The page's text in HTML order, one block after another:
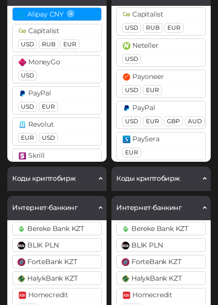
BEP20 BEP2
Bitcoin (BTC)
BTC BEP20
ARB
AVAXC
Bitcoin Cash (BCH)
Bitcoin SV (BSV)
BitTorrent (BTT)
Cardano (ADA)
Chainlink (LINK)
BEP20 ERC20
Compound (COMP)
Cosmos (ATOM)
DAI
ERC20
DASH
Decentraland (MANA)
Dogecoin (DOGE)
DOGE
Polkadot (DOT)
Alipay CNY ×
Capitalist
USD RUB EUR
MoneyGo
USD
PayPal
USD EUR
Revolut
EUR USD
Skrill
USD EUR
WeChat CNY
Коды криптобирж
Интернет-банкинг
Bereke Bank KZT
BLIK PLN
ForteBank KZT
HalykBank KZT
Homecredit
Cosmos (ATOM)
DASH
Dogecoin (DOGE)
DOGE
Polkadot (DOT)
DOT
Ethereum (ETH)
BEP20 ERC20
OP
ARB
BASE
Ethereum Classic (ETC)
Gram (Toncoin)
Jupiter (JUP)
Litecoin (LTC)
Monero (XMR)
NEAR Protocol
Notcoin (NOT)
Ontology (ONT)
Optimism (OP)
Pax Dollar (USDP)
Capitalist
USD RUB EUR
Neteller
USD
Payoneer
USD EUR
PayPal
USD EUR GBP AUD
PaySera
EUR
Skrill
USD EUR
Volet (AdvCash)
USD EUR
Webmoney
WMZ
Коды криптобирж
Интернет-банкинг
Bereke Bank KZT
BLIK PLN
ForteBank KZT
HalykBank KZT
Homecredit